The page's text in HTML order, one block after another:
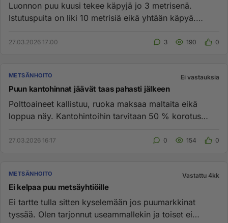
Luonnon puu kuusi tekee käpyjä jo 3 metrisenä.
Istutuspuita on liki 10 metrisiä eikä yhtään käpyä.
27.03.2026 17:00 3 190 0
METSÄNHOITO Ei vastauksia
Puun kantohinnat jäävät taas pahasti jälkeen
Polttoaineet kallistuu, ruoka maksaa maltaita eikä
loppua näy. Kantohintoihin tarvitaan 50 % korotus
27.03.2026 16:17 0 154 0
METSÄNHOITO Vastattu 4kk
Ei kelpaa puu metsäyhtiöille
Ei tartte tulla sitten kyselemään jos puumarkkinat
tyssää. Olen tarjonnut useammallekin ja toiset ei